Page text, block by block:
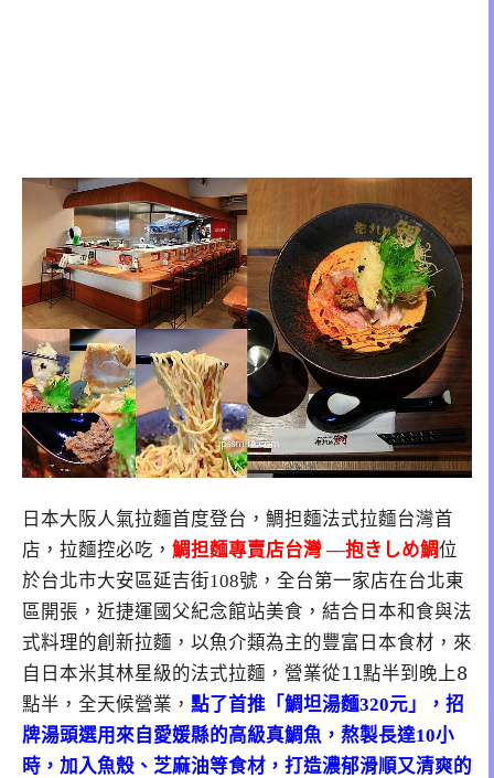
日本大阪人氣拉麵首度登台，鯛担麵法式拉麵台灣首
店，拉麵控必吃， 鯛担麵專賣店台灣 —抱きしめ鯛位
於台北市大安區延吉街108號，全台第一家店在台北東
區開張，近捷運國父紀念館站美食，結合日本和食與法
式料理的創新拉麵，以魚介類為主的豐富日本食材， 來
自日本米其林星級的法式拉麵，營業從11點半到晚上8
點半，全天候營業 ， 點了首推「鯛坦湯麵320元」，招
牌湯頭選用來自愛媛縣的高級真鯛魚，熬製長達10小
時，加入魚殼、芝麻油等食材，打造濃郁滑順又清爽的